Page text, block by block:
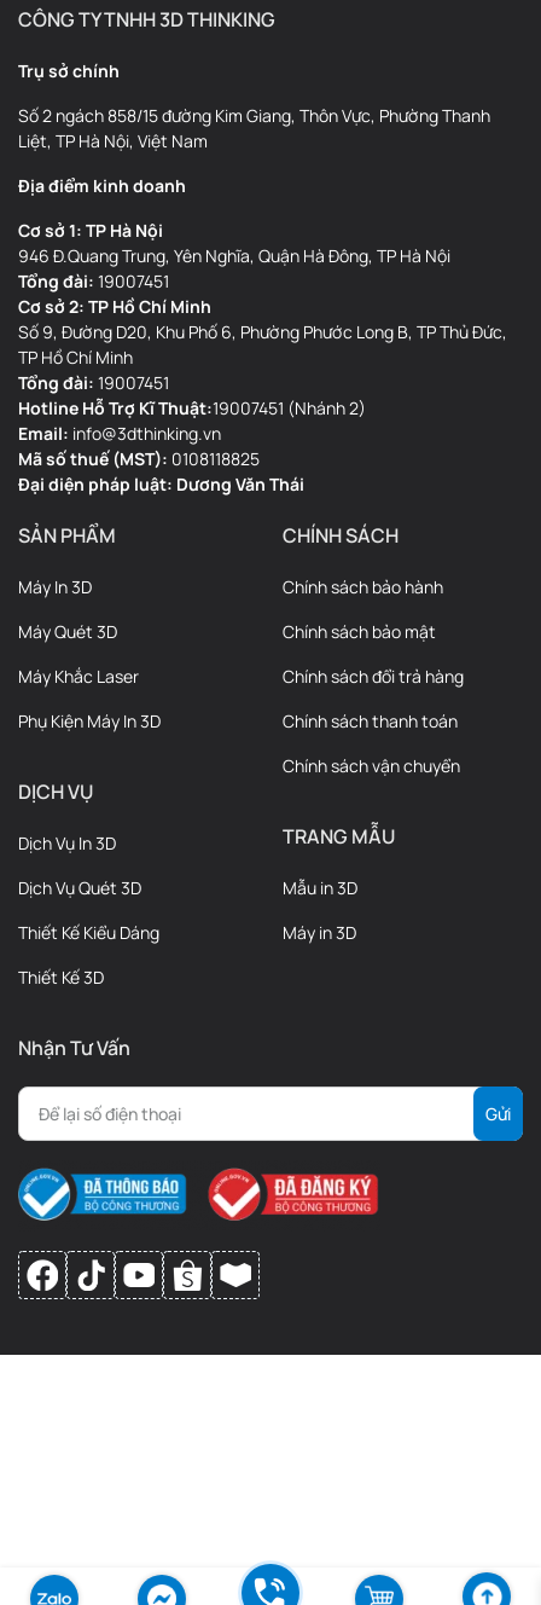
CÔNG TY TNHH 3D THINKING
Trụ sở chính
Số 2 ngách 858/15 đường Kim Giang, Thôn Vực, Phường Thanh
Liệt, TP Hà Nội, Việt Nam
Địa điểm kinh doanh
Cơ sở 1: TP Hà Nội
946 Đ.Quang Trung, Yên Nghĩa, Quận Hà Đông, TP Hà Nội
Tổng đài: 19007451
Cơ sở 2: TP Hồ Chí Minh
Số 9, Đường D20, Khu Phố 6, Phường Phước Long B, TP Thủ Đức,
TP Hồ Chí Minh
Tổng đài: 19007451
Hotline Hỗ Trợ Kĩ Thuật:19007451 (Nhánh 2)
Email: info@3dthinking.vn
Mã số thuế (MST): 0108118825
Đại diện pháp luật: Dương Văn Thái
SẢN PHẨM
Máy In 3D
Máy Quét 3D
Máy Khắc Laser
Phụ Kiện Máy In 3D
DỊCH VỤ
Dịch Vụ In 3D
Dịch Vụ Quét 3D
Thiết Kế Kiểu Dáng
Thiết Kế 3D
CHÍNH SÁCH
Chính sách bảo hành
Chính sách bảo mật
Chính sách đổi trả hàng
Chính sách thanh toán
Chính sách vận chuyển
TRANG MẪU
Mẫu in 3D
Máy in 3D
Nhận Tư Vấn